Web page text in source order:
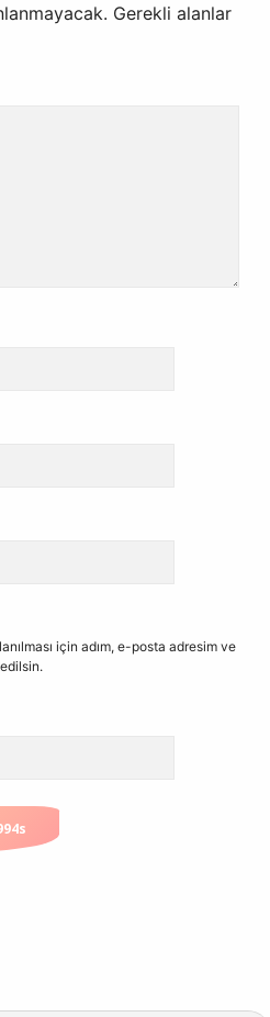
Gerekli alanlar
için adım, e-posta adresim ve